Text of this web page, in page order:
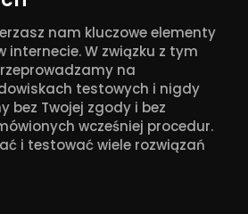
nam kluczowe elementy
internecie. W związku z tym
na
testowych i nigdy
bez Twojej zgody i bez
wcześniej procedur.
i testować wiele rozwiązań